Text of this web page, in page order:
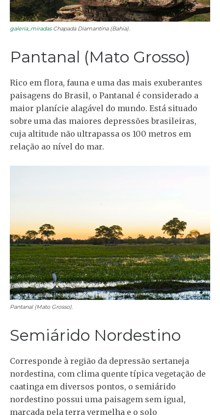
galeria_miradasChapada Diamantina (Bahia).
Pantanal (Mato Grosso)
Rico em flora, fauna e uma das mais exuberantes
paisagens do Brasil, o Pantanal é considerado a
maior planície alagável do mundo. Está situado
sobre uma das maiores depressões brasileiras,
cuja altitude não ultrapassa os 100 metros em
relação ao nível do mar.
Pantanal (Mato Grosso).
Semiárido Nordestino
Corresponde à região da depressão sertaneja
nordestina, com clima quente típica vegetação de
caatinga em diversos pontos, o semiárido
nordestino possui uma paisagem sem igual,
marcada pela terra vermelha e o solo